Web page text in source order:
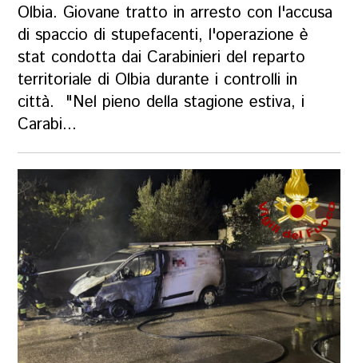
Olbia. Giovane tratto in arresto con l'accusa
di spaccio di stupefacenti, l'operazione è
stat condotta dai Carabinieri del reparto
territoriale di Olbia durante i controlli in
città. "Nel pieno della stagione estiva, i
Carabi...